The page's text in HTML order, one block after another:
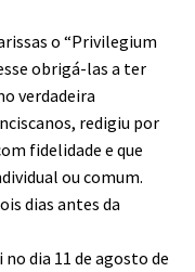
o “Privilegium
obrigá-las a ter
verdadeira
redigiu por
fidelidade e que
ou comum.
dias antes da
dia 11 de agosto de